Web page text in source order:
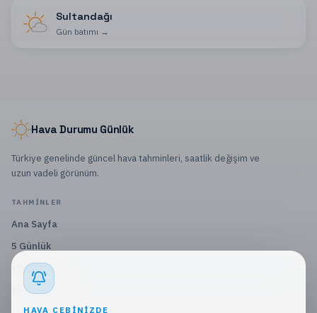
Sultandağı
Gün batımı →
Hava Durumu Günlük
Türkiye genelinde güncel hava tahminleri, saatlik değişim ve
uzun vadeli görünüm.
TAHMINLER
Ana Sayfa
5 Günlük
10 Günlük
15 Günlük
HAVA CEBINIZDE